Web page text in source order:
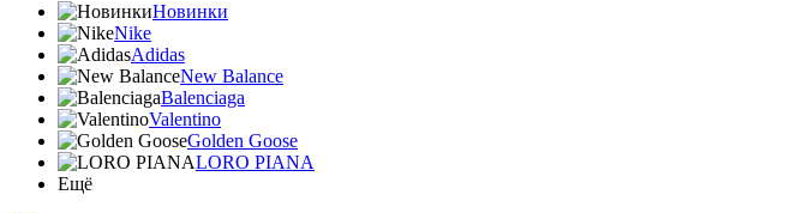
Новинки
Nike
Adidas
New Balance
Balenciaga
Valentino
Golden Goose
LORO PIANA
Ещё